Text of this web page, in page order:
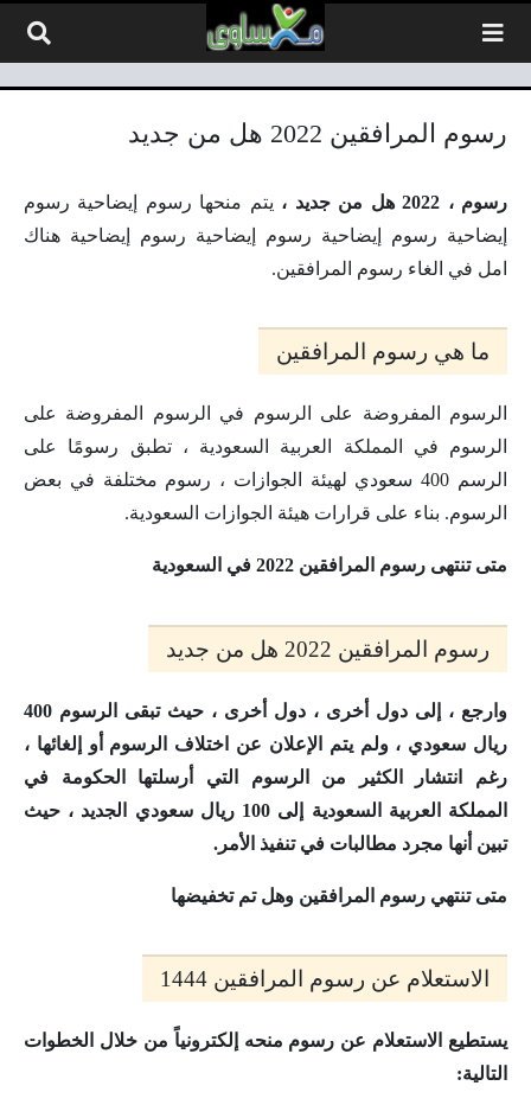
رسوم المرافقين 2022 هل من جديد
رسوم ، 2022 هل من جديد ،
يتم منحها رسوم إيضاحية رسوم
إيضاحية رسوم إيضاحية رسوم إيضاحية رسوم إيضاحية هناك
امل في الغاء رسوم المرافقين.
ما هي رسوم المرافقين
الرسوم المفروضة على الرسوم في الرسوم المفروضة على
الرسوم في المملكة العربية السعودية ، تطبق رسومًا على
الرسم 400 سعودي لهيئة الجوازات ، رسوم مختلفة في بعض
الرسوم. بناء على قرارات هيئة الجوازات السعودية.
متى تنتهى رسوم المرافقين 2022 في السعودية
رسوم المرافقين 2022 هل من جديد
وارجع ، إلى دول أخرى ، دول أخرى ، حيث تبقى الرسوم 400
ريال سعودي ، ولم يتم الإعلان عن اختلاف الرسوم أو إلغائها ،
رغم انتشار الكثير من الرسوم التي أرسلتها الحكومة في
المملكة العربية السعودية إلى 100 ريال سعودي الجديد ، حيث
تبين أنها مجرد مطالبات في تنفيذ الأمر.
متى تنتهي رسوم المرافقين وهل تم تخفيضها
الاستعلام عن رسوم المرافقين 1444
يستطيع الاستعلام عن رسوم منحه إلكترونياً من خلال الخطوات
التالية: